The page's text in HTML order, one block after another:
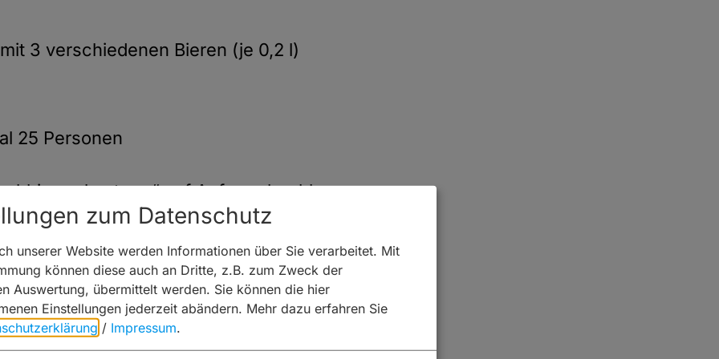
3 verschiedenen Bieren (je 0,2 l)
25 Personen
auf Anfrage buchbar
Bierkultur
zum Datenschutz
unserer Website werden Informationen über Sie verarbeitet. Mit
können diese auch an Dritte, z.B. zum Zweck der
Auswertung, übermittelt werden. Sie können die hier
Einstellungen jederzeit abändern. Mehr dazu erfahren Sie
/ Impressum.